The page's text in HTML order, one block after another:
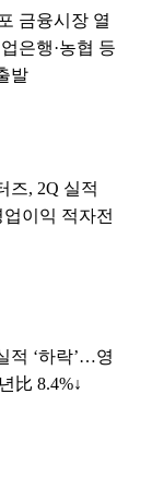
금융시장 열
은행·농협 등
발
즈, 2Q 실적
이익 적자전
적 ‘하락’…영
比 8.4%↓